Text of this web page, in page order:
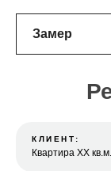
КЛИЕНТ:
Квартира ХХ